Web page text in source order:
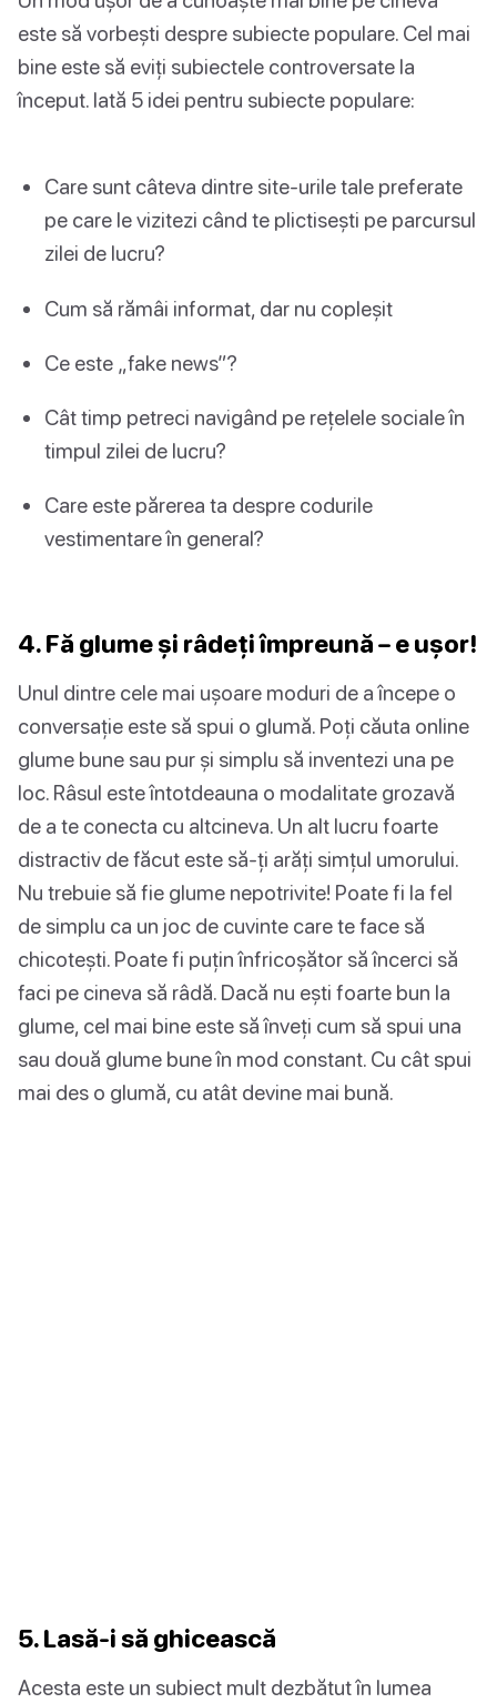
este să vorbești despre subiecte populare. Cel mai
bine este să eviți subiectele controversate la
început. Iată 5 idei pentru subiecte populare:
Care sunt câteva dintre site-urile tale preferate
pe care le vizitezi când te plictisești pe parcursul
zilei de lucru?
Cum să rămâi informat, dar nu copleșit
Ce este „fake news”?
Cât timp petreci navigând pe rețelele sociale în
timpul zilei de lucru?
Care este părerea ta despre codurile
vestimentare în general?
4. Fă glume și râdeți împreună – e ușor!
Unul dintre cele mai ușoare moduri de a începe o
conversație este să spui o glumă. Poți căuta online
glume bune sau pur și simplu să inventezi una pe
loc. Râsul este întotdeauna o modalitate grozavă
de a te conecta cu altcineva. Un alt lucru foarte
distractiv de făcut este să-ți arăți simțul umorului.
Nu trebuie să fie glume nepotrivite! Poate fi la fel
de simplu ca un joc de cuvinte care te face să
chicotești. Poate fi puțin înfricoșător să încerci să
faci pe cineva să râdă. Dacă nu ești foarte bun la
glume, cel mai bine este să înveți cum să spui una
sau două glume bune în mod constant. Cu cât spui
mai des o glumă, cu atât devine mai bună.
5. Lasă-i să ghicească
Acesta este un subiect mult dezbătut în lumea